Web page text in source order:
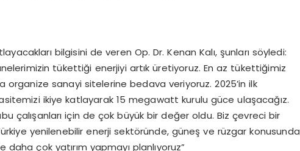
bilgisini de veren Op. Dr. Kenan Kalı, şunları söyledi:
tükettiği enerjiyi artık üretiyoruz. En az tükettiğimiz
organize sanayi sitelerine bedava veriyoruz. 2025’in ilk
ikiye katlayarak 15 megawatt kurulu güce ulaşacağız.
çalışanları için de çok büyük bir değer oldu. Biz çevreci bir
yenilenebilir enerji sektöründe, güneş ve rüzgar konusunda
çok yatırım yapmayı planlıyoruz”